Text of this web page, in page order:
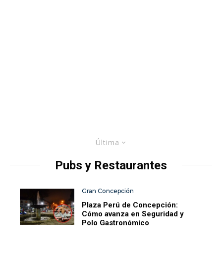
Última
Pubs y Restaurantes
Gran Concepción
Plaza Perú de Concepción:
Cómo avanza en Seguridad y
Polo Gastronómico